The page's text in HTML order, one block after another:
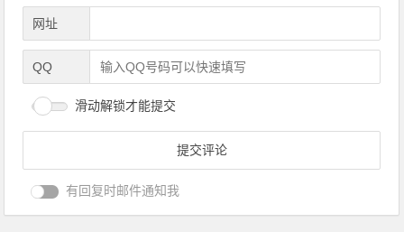
网址
QQ
滑动解锁才能提交
有回复时邮件通知我